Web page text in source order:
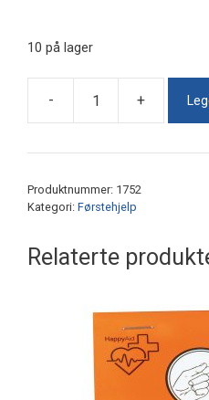
10 på lager
- +
Produktnummer: 1752
Kategori: Førstehjelp
Relaterte